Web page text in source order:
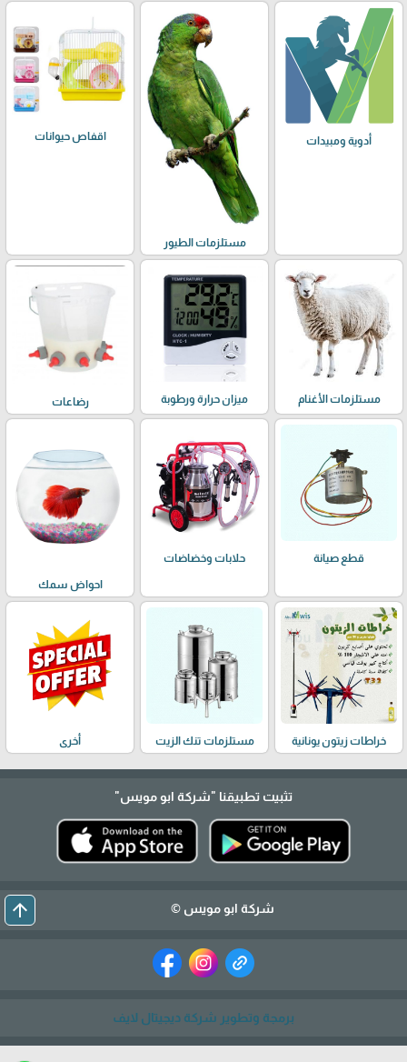
أدوية ومبيدات
مستلزمات الطيور
اقفاص حيوانات
مستلزمات الأغنام ميزان حرارة ورطوبة رضاعات
قطع صيانة حلابات وخضاضات
احواض سمك
خراطات زيتون يونانية مستلزمات تنك الزيت أخرى
تثبيت تطبيقنا "شركة ابو مويس"
شركة ابو مويس © arrow_upward
برمجة وتطوير شركة ديجيتال لايف